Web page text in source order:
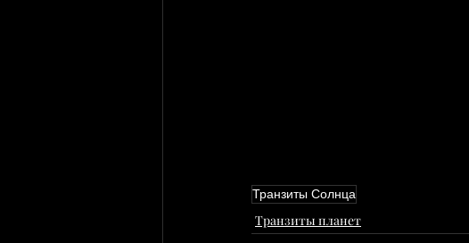
Транзиты Солнца
Транзиты планет